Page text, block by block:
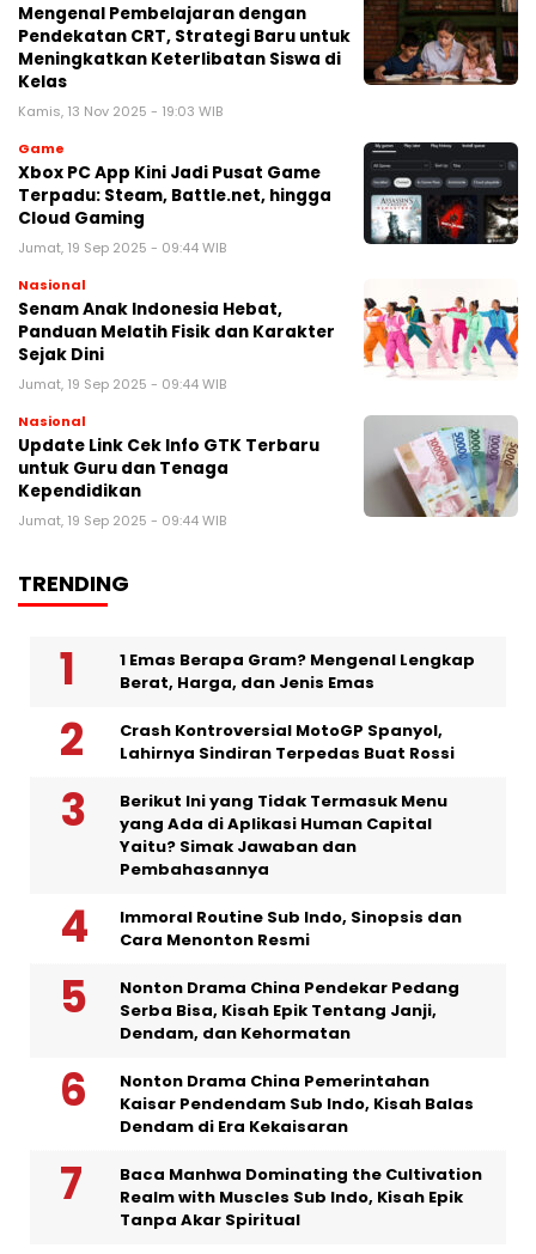
Mengenal Pembelajaran dengan
Pendekatan CRT, Strategi Baru untuk
Meningkatkan Keterlibatan Siswa di
Kelas
Kamis, 13 Nov 2025 - 19:03 WIB
Game
Xbox PC App Kini Jadi Pusat Game
Terpadu: Steam, Battle.net, hingga
Cloud Gaming
Jumat, 19 Sep 2025 - 09:44 WIB
Nasional
Senam Anak Indonesia Hebat,
Panduan Melatih Fisik dan Karakter
Sejak Dini
Jumat, 19 Sep 2025 - 09:44 WIB
Nasional
Update Link Cek Info GTK Terbaru
untuk Guru dan Tenaga
Kependidikan
Jumat, 19 Sep 2025 - 09:44 WIB
TRENDING
1 Emas Berapa Gram? Mengenal Lengkap
Berat, Harga, dan Jenis Emas
Crash Kontroversial MotoGP Spanyol,
Lahirnya Sindiran Terpedas Buat Rossi
Berikut Ini yang Tidak Termasuk Menu
yang Ada di Aplikasi Human Capital
Yaitu? Simak Jawaban dan
Pembahasannya
Immoral Routine Sub Indo, Sinopsis dan
Cara Menonton Resmi
Nonton Drama China Pendekar Pedang
Serba Bisa, Kisah Epik Tentang Janji,
Dendam, dan Kehormatan
Nonton Drama China Pemerintahan
Kaisar Pendendam Sub Indo, Kisah Balas
Dendam di Era Kekaisaran
Baca Manhwa Dominating the Cultivation
Realm with Muscles Sub Indo, Kisah Epik
Tanpa Akar Spiritual